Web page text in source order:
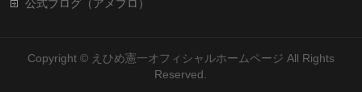
公式ブログ（アメブロ）
Copyright © えひめ憲一オフィシャルホームページ All Rights
Reserved.